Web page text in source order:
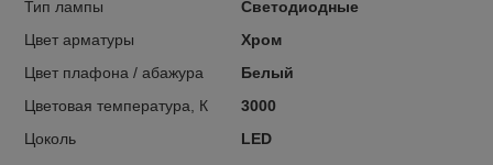
Тип лампы
Светодиодные
Цвет арматуры
Хром
Цвет плафона / абажура
Белый
Цветовая температура, К
3000
Цоколь
LED